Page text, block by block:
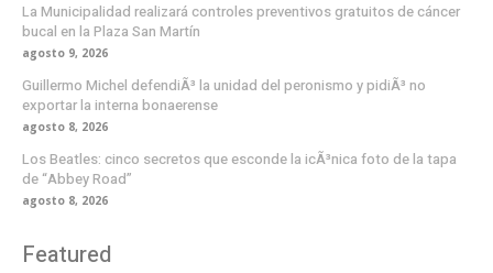
La Municipalidad realizará controles preventivos gratuitos de cáncer
bucal en la Plaza San Martín
agosto 9, 2026
Guillermo Michel defendiÃ³ la unidad del peronismo y pidiÃ³ no
exportar la interna bonaerense
agosto 8, 2026
Los Beatles: cinco secretos que esconde la icÃ³nica foto de la tapa
de “Abbey Road”
agosto 8, 2026
Featured